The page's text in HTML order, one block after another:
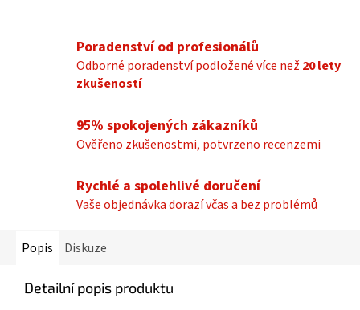
Poradenství od profesionálů
Odborné poradenství podložené více než 20 lety
zkušeností
95% spokojených zákazníků
Ověřeno zkušenostmi, potvrzeno recenzemi
Rychlé a spolehlivé doručení
Vaše objednávka dorazí včas a bez problémů
Popis Diskuze
Detailní popis produktu